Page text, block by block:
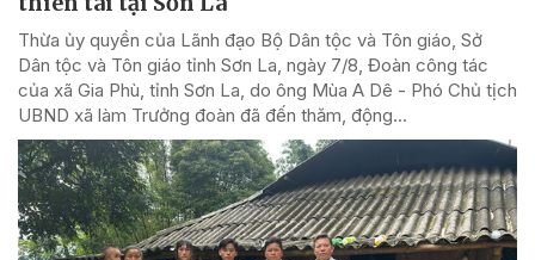
Thừa ủy quyền của Lãnh đạo Bộ Dân tộc và Tôn giáo, Sở
Dân tộc và Tôn giáo tỉnh Sơn La, ngày 7/8, Đoàn công tác
của xã Gia Phù, tỉnh Sơn La, do ông Mùa A Dê - Phó Chủ tịch
UBND xã làm Trưởng đoàn đã đến thăm, động...